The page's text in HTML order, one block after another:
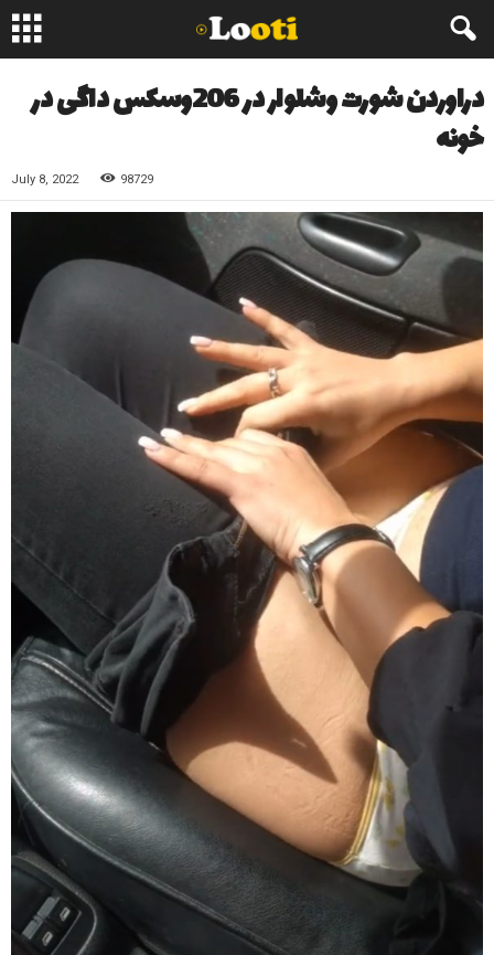
دراوردن شورت وشلوار در 206وسکس داگی در
خونه
July 8, 2022 98729